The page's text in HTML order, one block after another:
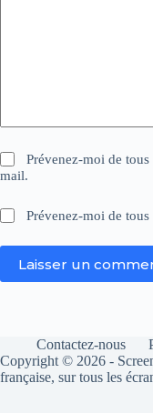
Prévenez-moi de
mail.
Prévenez-moi de
Laisser un
Contactez-nous
Copyright © 2026 -
française, sur tous les